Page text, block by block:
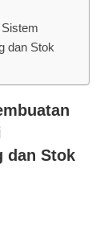
dan Stok
dan Stok